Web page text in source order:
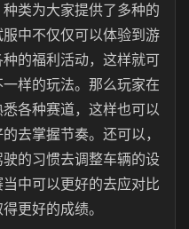
类为大家提供了多种的
中不仅仅可以体验到游
的福利活动，这样就可
样的玩法。那么玩家在
各种赛道，这样也可以
去掌握节奏。还可以，
的习惯去调整车辆的设
中可以更好的去应对比
更好的成绩。